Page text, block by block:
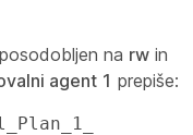
posodobljen na rw in
agent 1 prepiše: